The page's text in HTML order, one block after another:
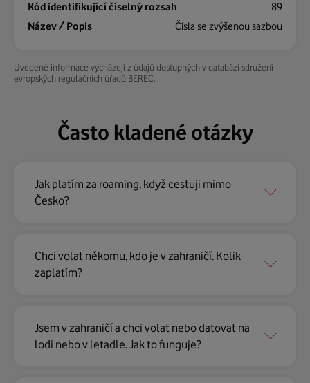
89
Čísla se zvýšenou sazbou
Uvedené informace vycházejí z údajů dostupných v databázi sdružení
evropských regulačních úřadů BEREC.
Často kladené otázky
Jak platím za roaming, když cestuji mimo
Česko?
Chci volat někomu, kdo je v zahraničí. Kolik
zaplatím?
Jsem v zahraničí a chci volat nebo datovat na
lodi nebo v letadle. Jak to funguje?